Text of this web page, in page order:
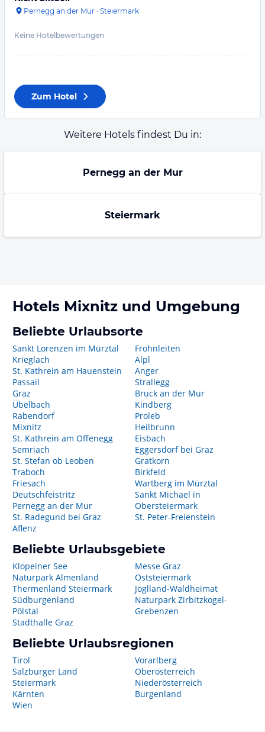
Pernegg an der Mur · Steiermark
Keine Hotelbewertungen
Zum Hotel
Weitere Hotels findest Du in:
Pernegg an der Mur
Steiermark
Hotels Mixnitz und Umgebung
Beliebte Urlaubsorte
Sankt Lorenzen im Mürztal
Krieglach
St. Kathrein am Hauenstein
Passail
Graz
Übelbach
Rabendorf
Mixnitz
St. Kathrein am Offenegg
Semriach
St. Stefan ob Leoben
Traboch
Friesach
Deutschfeistritz
Pernegg an der Mur
St. Radegund bei Graz
Aflenz
Frohnleiten
Alpl
Anger
Strallegg
Bruck an der Mur
Kindberg
Proleb
Heilbrunn
Eisbach
Eggersdorf bei Graz
Gratkorn
Birkfeld
Wartberg im Mürztal
Sankt Michael in
Obersteiermark
St. Peter-Freienstein
Beliebte Urlaubsgebiete
Klopeiner See
Naturpark Almenland
Thermenland Steiermark
Südburgenland
Pölstal
Stadthalle Graz
Messe Graz
Oststeiermark
Joglland-Waldheimat
Naturpark Zirbitzkogel-
Grebenzen
Beliebte Urlaubsregionen
Tirol
Salzburger Land
Steiermark
Kärnten
Wien
Vorarlberg
Oberösterreich
Niederösterreich
Burgenland